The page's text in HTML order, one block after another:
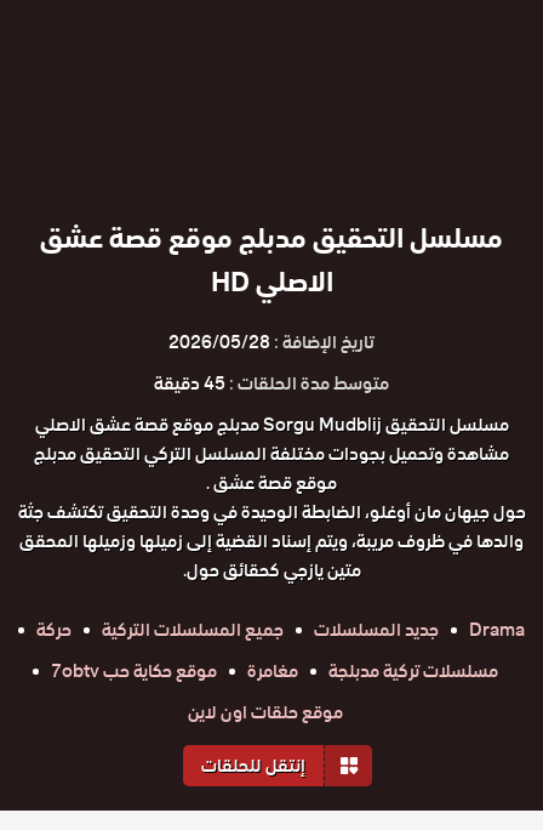
مسلسل التحقيق مدبلج موقع قصة عشق
الاصلي HD
تاريخ الإضافة :2026/05/28
متوسط مدة الحلقات :45 دقيقة
مسلسل التحقيق Sorgu Mudblij مدبلج موقع قصة عشق الاصلي
مشاهدة وتحميل بجودات مختلفة المسلسل التركي التحقيق مدبلج
موقع قصة عشق .
حول جيهان مان أوغلو، الضابطة الوحيدة في وحدة التحقيق تكتشف جثة
والدها في ظروف مريبة، ويتم إسناد القضية إلى زميلها وزميلها المحقق
متين يازجي كحقائق حول.
Drama
جديد المسلسلات جميع المسلسلات التركية
حركة
مسلسلات تركية مدبلجة
مغامرة
موقع حكاية حب 7obtv
موقع حلقات اون لاين
إنتقل للحلقات